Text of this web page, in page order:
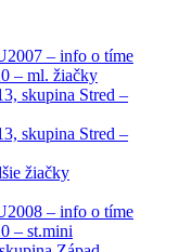
– info o tíme
– ml. žiačky
skupina Stred –
skupina Stred –
žiačky
– info o tíme
– st.mini